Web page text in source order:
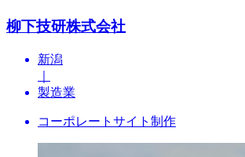
柳下技研株式会社
新潟
製造業
コーポレートサイト制作